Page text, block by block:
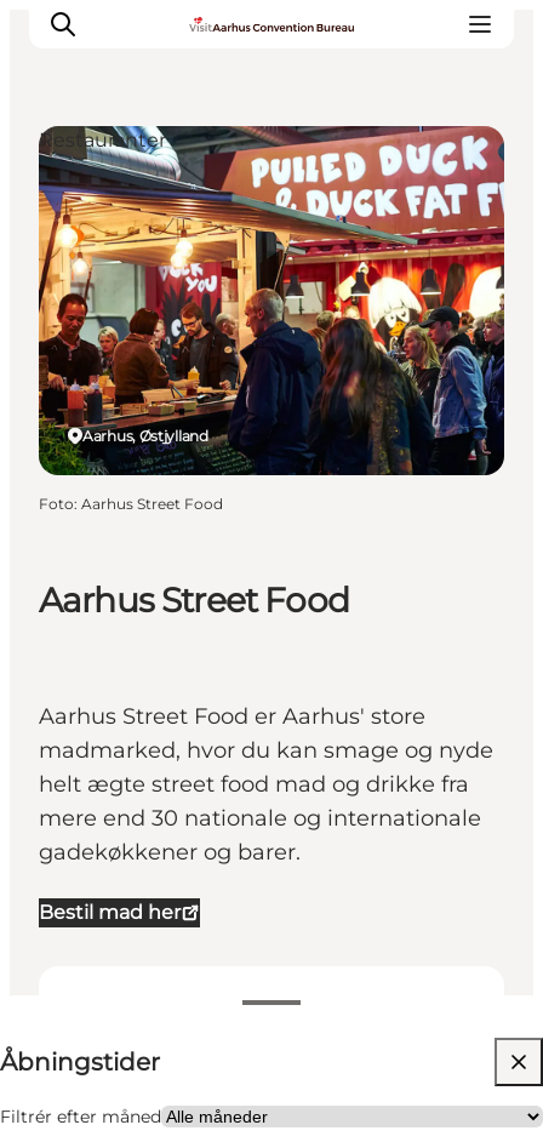
Hvorfor Aarhus
Planlæg
Vores service
Viden & Netværk
Kontakt
Aarhus Street Food
Aarhus Street Food er Aarhus' store
madmarked, hvor du kan smage og nyde
helt ægte street food mad og drikke fra
mere end 30 nationale og internationale
gadekøkkener og barer.
Bestil mad her
Åbningstider
Filtrér efter måned
Besøg hjemmeside
Hunde tilladt
Aarhus, Østjylland
Restauranter
Foto: Aarhus Street Food